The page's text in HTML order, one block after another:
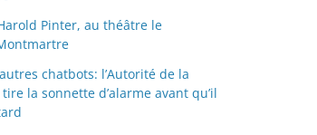
Harold Pinter, au théâtre le
chatbots: l’Autorité de la
la sonnette d’alarme avant qu’il